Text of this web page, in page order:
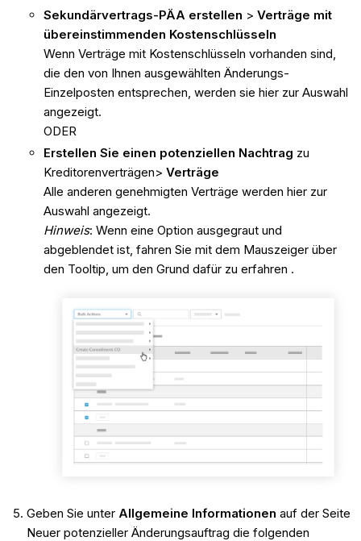
Sekundärvertrags-PÄA erstellen > Verträge mit
übereinstimmenden Kostenschlüsseln
Wenn Verträge mit Kostenschlüsseln vorhanden sind,
die den von Ihnen ausgewählten Änderungs-
Einzelposten entsprechen, werden sie hier zur Auswahl
angezeigt.
ODER
Erstellen Sie einen potenziellen Nachtrag zu
Kreditorenverträgen> Verträge
Alle anderen genehmigten Verträge werden hier zur
Auswahl angezeigt.
Hinweis: Wenn eine Option ausgegraut und
abgeblendet ist, fahren Sie mit dem Mauszeiger über
den Tooltip, um den Grund dafür zu erfahren .
Geben Sie unter Allgemeine Informationen auf der Seite
Neuer potenzieller Änderungsauftrag die folgenden